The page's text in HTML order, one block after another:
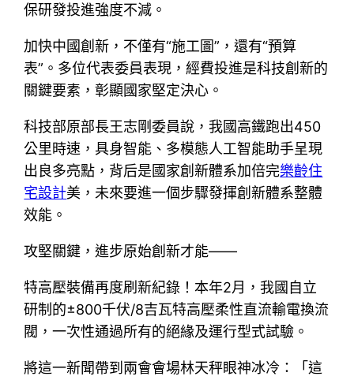
保研發投進強度不減。
加快中國創新，不僅有“施工圖”，還有“預算
表”。多位代表委員表現，經費投進是科技創新的
關鍵要素，彰顯國家堅定決心。
科技部原部長王志剛委員說，我國高鐵跑出450
公里時速，具身智能、多模態人工智能助手呈現
出良多亮點，背后是國家創新體系加倍完樂齡住
宅設計美，未來要進一個步驟發揮創新體系整體
效能。
攻堅關鍵，進步原始創新才能——
特高壓裝備再度刷新紀錄！本年2月，我國自立
研制的±800千伏/8吉瓦特高壓柔性直流輸電換流
閥，一次性通過所有的絕緣及運行型式試驗。
將這一新聞帶到兩會會場林天秤眼神冰冷：「這